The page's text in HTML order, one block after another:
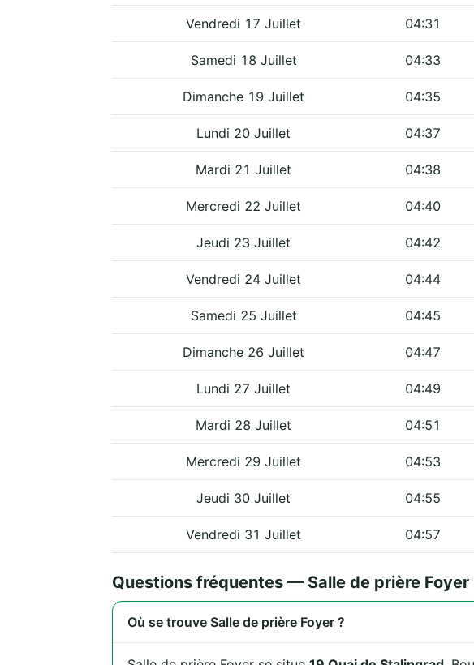
Vendredi 17 Juillet 04:31
Samedi 18 Juillet 04:33
Dimanche 19 Juillet 04:35
Lundi 20 Juillet 04:37
Mardi 21 Juillet 04:38
Mercredi 22 Juillet 04:40
Jeudi 23 Juillet 04:42
Vendredi 24 Juillet 04:44
Samedi 25 Juillet 04:45
Dimanche 26 Juillet 04:47
Lundi 27 Juillet 04:49
Mardi 28 Juillet 04:51
Mercredi 29 Juillet 04:53
Jeudi 30 Juillet 04:55
Vendredi 31 Juillet 04:57
Questions fréquentes — Salle de prière Foyer
Où se trouve Salle de prière Foyer ?